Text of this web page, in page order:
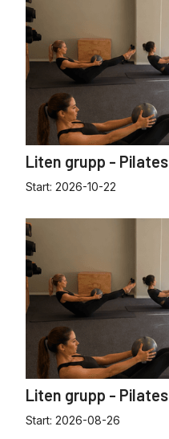
Liten grupp - Pilates
Start: 2026-10-22
Liten grupp - Pilates
Start: 2026-08-26